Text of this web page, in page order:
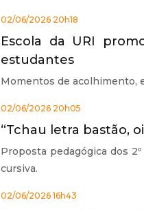
02/06/2026 20h18
Escola da URI
estudantes
Momentos de acolhimento,
02/06/2026 20h05
“Tchau letra bastão,
Proposta pedagógica dos
cursiva.
02/06/2026 16h43